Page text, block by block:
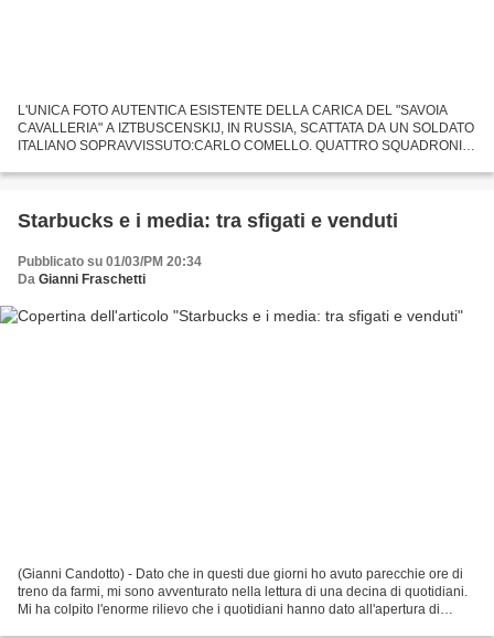
L'UNICA FOTO AUTENTICA ESISTENTE DELLA CARICA DEL "SAVOIA
CAVALLERIA" A IZTBUSCENSKIJ, IN RUSSIA, SCATTATA DA UN SOLDATO
ITALIANO SOPRAVVISSUTO:CARLO COMELLO. QUATTRO SQUADRONI,
TRINCERATI CON ARMI...
Starbucks e i media: tra sfigati e venduti
Pubblicato su 01/03/PM 20:34
Da Gianni Fraschetti
(Gianni Candotto) - Dato che in questi due giorni ho avuto parecchie ore di
treno da farmi, mi sono avventurato nella lettura di una decina di quotidiani.
Mi ha colpito l'enorme rilievo che i quotidiani hanno dato all'apertura di